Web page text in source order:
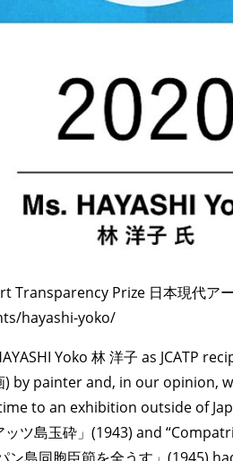
Transparency Prize 日本現代ア
hayashi-yoko/
Yoko 林 洋子 as JCATP
) by painter and, in our opinion,
to an exhibition outside of
ツ島玉砕」(1943) and